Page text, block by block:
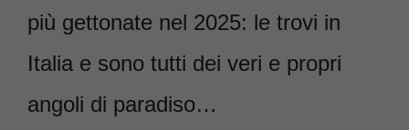
più gettonate nel 2025: le trovi in
Italia e sono tutti dei veri e propri
angoli di paradiso…